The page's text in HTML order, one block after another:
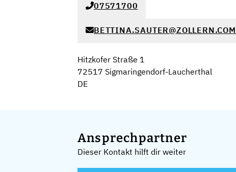
07571700
BETTINA.SAUTER@ZOLLERN.COM
Hitzkofer Straße 1
72517 Sigmaringendorf-Laucherthal
DE
Ansprechpartner
Dieser Kontakt hilft dir weiter